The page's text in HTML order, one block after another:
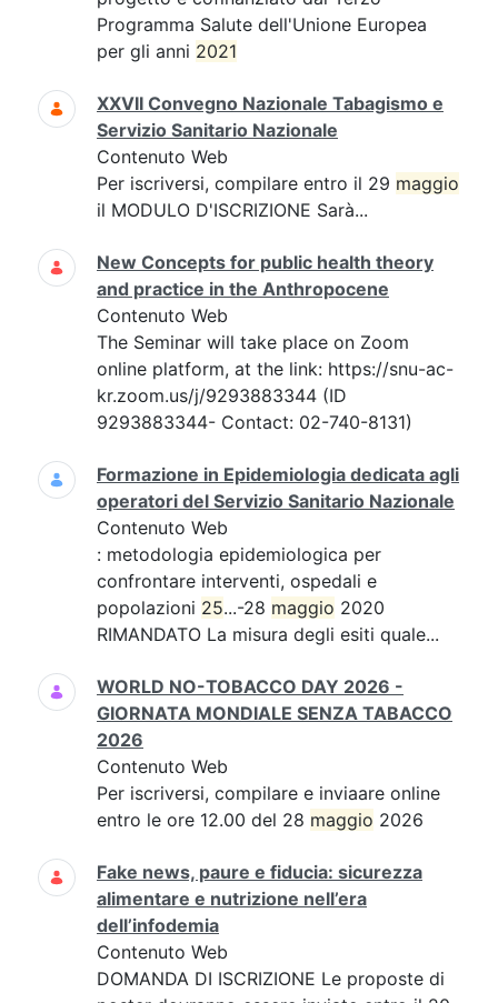
Programma Salute dell'Unione Europea
per gli anni 2021
XXVII Convegno Nazionale Tabagismo e
Servizio Sanitario Nazionale
Contenuto Web
Per iscriversi, compilare entro il 29 maggio
il MODULO D'ISCRIZIONE Sarà...
New Concepts for public health theory
and practice in the Anthropocene
Contenuto Web
The Seminar will take place on Zoom
online platform, at the link: https://snu-ac-
kr.zoom.us/j/9293883344 (ID
9293883344- Contact: 02-740-8131)
Formazione in Epidemiologia dedicata agli
operatori del Servizio Sanitario Nazionale
Contenuto Web
: metodologia epidemiologica per
confrontare interventi, ospedali e
popolazioni 25...-28 maggio 2020
RIMANDATO La misura degli esiti quale...
WORLD NO-TOBACCO DAY 2026 -
GIORNATA MONDIALE SENZA TABACCO
2026
Contenuto Web
Per iscriversi, compilare e inviaare online
entro le ore 12.00 del 28 maggio 2026
Fake news, paure e fiducia: sicurezza
alimentare e nutrizione nell’era
dell’infodemia
Contenuto Web
DOMANDA DI ISCRIZIONE Le proposte di